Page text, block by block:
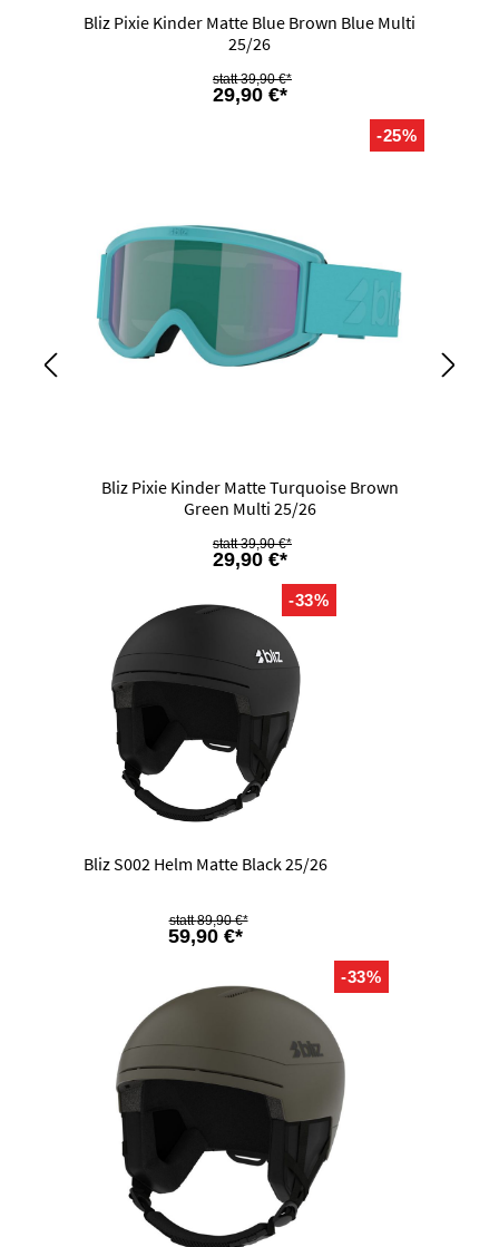
Bliz Pixie Kinder Matte Blue Brown Blue Multi
25/26
29,90 €*
39,90 €*
-25%
Bliz Pixie Kinder Matte Turquoise Brown
Green Multi 25/26
29,90 €*
39,90 €*
-33%
Bliz S002 Helm Matte Black 25/26
59,90 €*
89,90 €*
-33%